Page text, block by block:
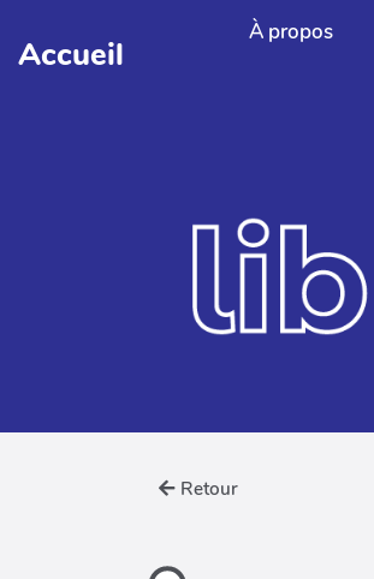
Aller au contenu principal
Accueil
À propos
Retour